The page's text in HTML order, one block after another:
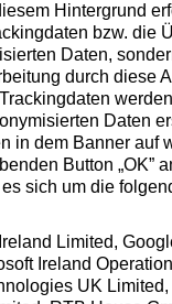
Versandkosten
berechtigt zur Bonitätsprüfung
Hintergrund
bzw. die
Daten,
durch diese
Daten
in dem Banner auf
Button „OK”
sich um die
Limited,
Ireland
UK